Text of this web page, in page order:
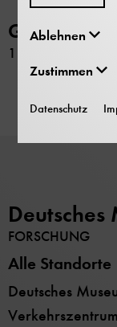
GND-Nr.
111563798
Deutsches
FORSCHUNG
Alle Standorte
Deutsches
Verkehrszentrum
Ablehnen
Zustimmen
Datenschutz